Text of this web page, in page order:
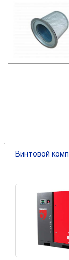
Винтовой